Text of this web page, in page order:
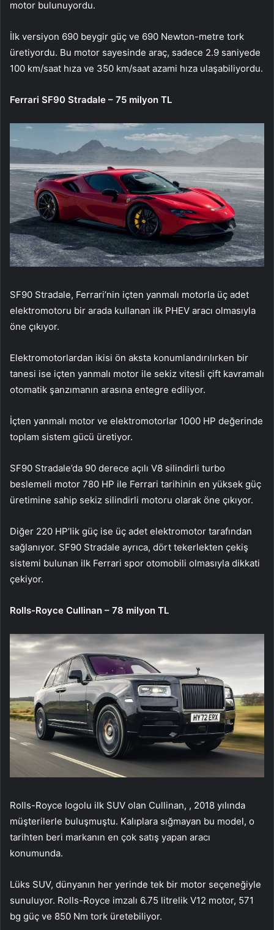
motor bulunuyordu.
İlk versiyon 690 beygir güç ve 690 Newton-metre tork
üretiyordu. Bu motor sayesinde araç, sadece 2.9 saniyede
100 km/saat hıza ve 350 km/saat azami hıza ulaşabiliyordu.
Ferrari SF90 Stradale – 75 milyon TL
SF90 Stradale, Ferrari’nin içten yanmalı motorla üç adet
elektromotoru bir arada kullanan ilk PHEV aracı olmasıyla
öne çıkıyor.
Elektromotorlardan ikisi ön aksta konumlandırılırken bir
tanesi ise içten yanmalı motor ile sekiz vitesli çift kavramalı
otomatik şanzımanın arasına entegre ediliyor.
İçten yanmalı motor ve elektromotorlar 1000 HP değerinde
toplam sistem gücü üretiyor.
SF90 Stradale’da 90 derece açılı V8 silindirli turbo
beslemeli motor 780 HP ile Ferrari tarihinin en yüksek güç
üretimine sahip sekiz silindirli motoru olarak öne çıkıyor.
Diğer 220 HP’lik güç ise üç adet elektromotor tarafından
sağlanıyor. SF90 Stradale ayrıca, dört tekerlekten çekiş
sistemi bulunan ilk Ferrari spor otomobili olmasıyla dikkati
çekiyor.
Rolls-Royce Cullinan – 78 milyon TL
Rolls-Royce logolu ilk SUV olan Cullinan, , 2018 yılında
müşterilerle buluşmuştu. Kalıplara sığmayan bu model, o
tarihten beri markanın en çok satış yapan aracı
konumunda.
Lüks SUV, dünyanın her yerinde tek bir motor seçeneğiyle
sunuluyor. Rolls-Royce imzalı 6.75 litrelik V12 motor, 571
bg güç ve 850 Nm tork üretebiliyor.